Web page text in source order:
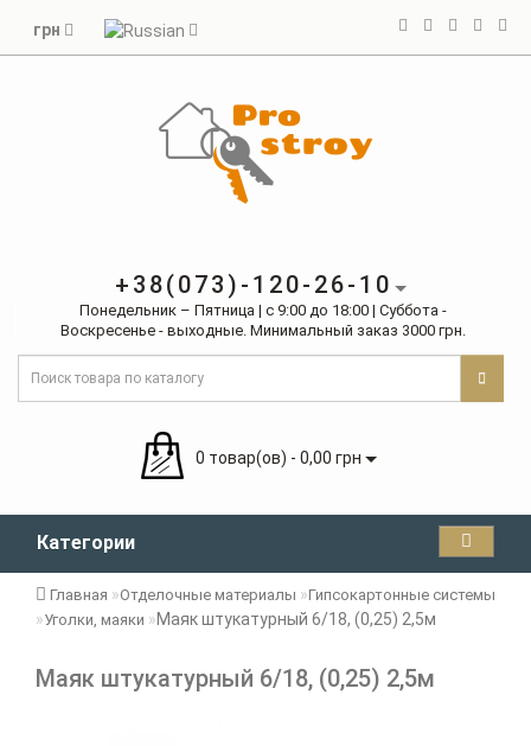
грн
+38(073)-120-26-10
Понедельник – Пятница | с 9:00 до 18:00 | Суббота -
Воскресенье - выходные. Минимальный заказ 3000 грн.
0 товар(ов) - 0,00 грн
Категории
Главная Отделочные материалы
Гипсокартонные системы
Уголки, маяки
Маяк штукатурный 6/18, (0,25) 2,5м
Маяк штукатурный 6/18, (0,25) 2,5м